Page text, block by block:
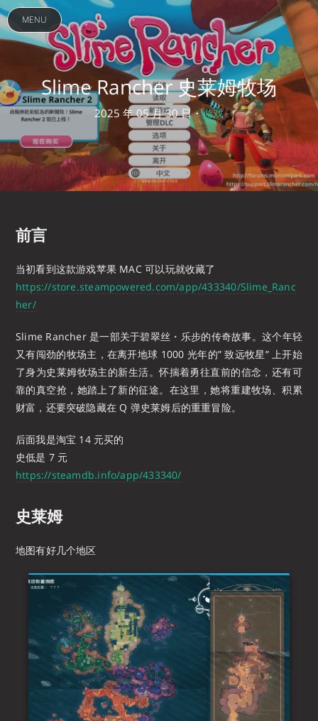
MENU
Slime Rancher 史莱姆牧场
2025 年 05 月 30 日・游戏
前言
当初看到这款游戏苹果 MAC 可以玩就收藏了
https://store.steampowered.com/app/433340/Slime_Ranc
her/
Slime Rancher 是一部关于碧翠丝・乐步的传奇故事。这个年轻
又有闯劲的牧场主，在离开地球 1000 光年的” 致远牧星” 上开始
了身为史莱姆牧场主的新生活。怀揣着勇往直前的信念，还有可
靠的真空抢，她踏上了新的征途。在这里，她将重建牧场、积累
财富，还要突破隐藏在 Q 弹史莱姆后的重重冒险。
后面我是淘宝 14 元买的
史低是 7 元
https://steamdb.info/app/433340/
史莱姆
地图有好几个地区